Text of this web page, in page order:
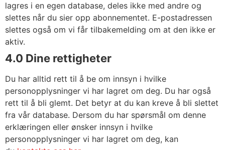
lagres i en egen database, deles ikke med andre og
slettes når du sier opp abonnementet. E-postadressen
slettes også om vi får tilbakemelding om at den ikke er
aktiv.
4.0 Dine rettigheter
Du har alltid rett til å be om innsyn i hvilke
personopplysninger vi har lagret om deg. Du har også
rett til å bli glemt. Det betyr at du kan kreve å bli slettet
fra vår database. Dersom du har spørsmål om denne
erklæringen eller ønsker innsyn i hvilke
personopplysninger vi har lagret om deg, kan